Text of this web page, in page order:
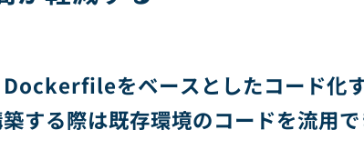
をベースとしたコード化
する際は既存環境のコードを流用